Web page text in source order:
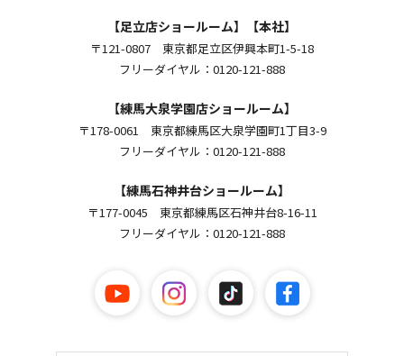
【足立店ショールーム】【本社】
〒121-0807 東京都足立区伊興本町1-5-18
フリーダイヤル：0120-121-888
【練馬大泉学園店ショールーム】
〒178-0061 東京都練馬区大泉学園町1丁目3-9
フリーダイヤル：0120-121-888
【練馬石神井台ショールーム】
〒177-0045 東京都練馬区石神井台8-16-11
フリーダイヤル：0120-121-888